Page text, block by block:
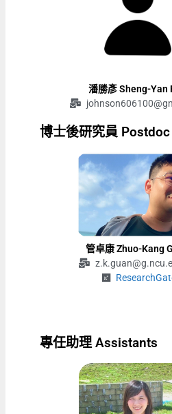
潘勝彥 Sheng-Yan
博士後研究員
管卓康 Zhuo-Kang
專任助理 Assistants